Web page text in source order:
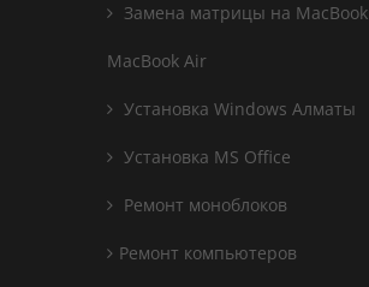
Замена матрицы на
MacBook Air
Установка Windows Алматы
Установка MS Office
Ремонт моноблоков
Ремонт компьютеров